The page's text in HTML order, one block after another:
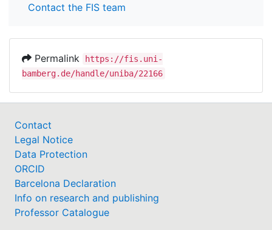
Contact the FIS team
Permalink
https://fis.uni-
bamberg.de/handle/uniba/22166
Contact
Legal Notice
Data Protection
ORCID
Barcelona Declaration
Info on research and publishing
Professor Catalogue